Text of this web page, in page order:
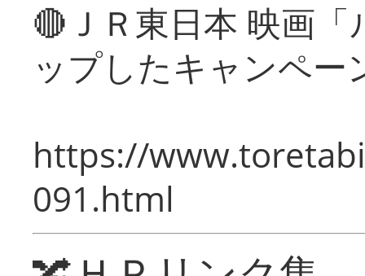
🔴ＪＲ東日本 映画
ップしたキャンペー
https://
091.html